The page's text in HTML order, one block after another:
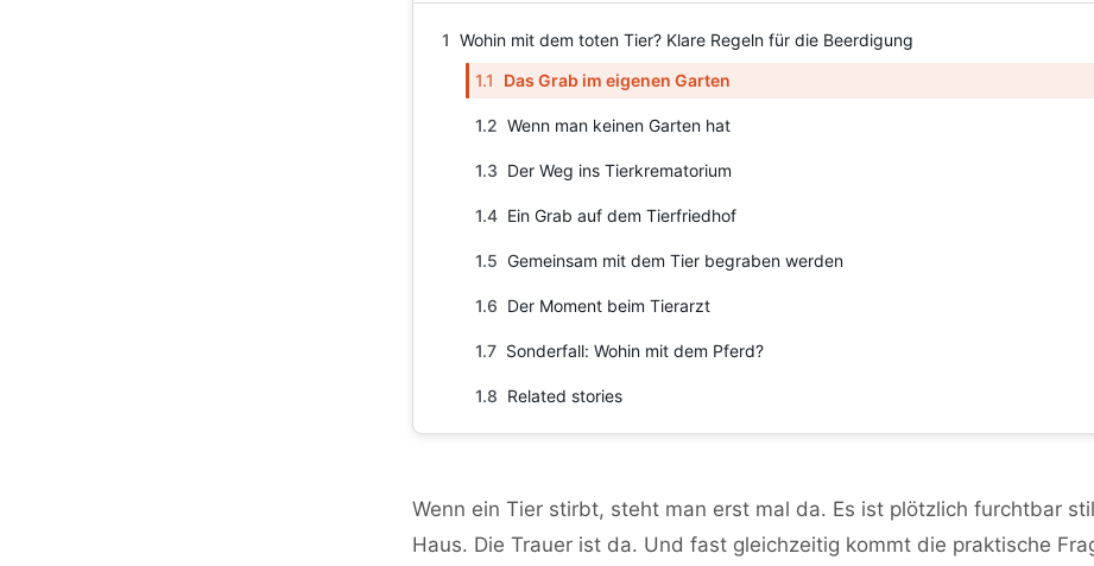
1 Wohin mit dem toten Tier? Klare Regeln für die Beerdigung
1.1
Das Grab im eigenen Garten
1.2 Wenn man keinen Garten hat
1.3 Der Weg ins Tierkrematorium
1.4 Ein Grab auf dem Tierfriedhof
1.5 Gemeinsam mit dem Tier begraben werden
1.6 Der Moment beim Tierarzt
1.7 Sonderfall: Wohin mit dem Pferd?
1.8 Related stories
Wenn ein Tier stirbt, steht man erst mal da. Es ist plötzlich furchtbar
Haus. Die Trauer ist da. Und fast gleichzeitig kommt die praktische